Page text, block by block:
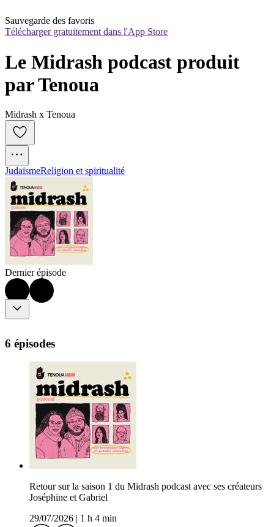
Sauvegarde des favoris
Télécharger gratuitement dans l'App Store
Le Midrash podcast produit
par Tenoua
Midrash x Tenoua
JudaïsmeReligion et spiritualité
Dernier épisode
6 épisodes
Retour sur la saison 1 du Midrash podcast avec ses créateurs
Joséphine et Gabriel
29/07/2026
1 h 4 min